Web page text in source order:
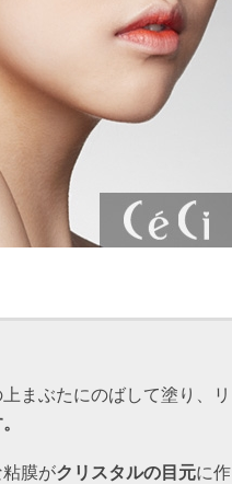
まぶたにのばして塗り、リ
膜がクリスタルの目元に作